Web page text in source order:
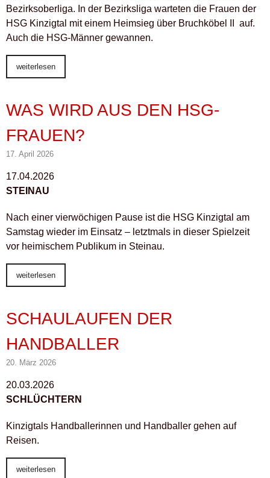
Bezirksoberliga. In der Bezirksliga warteten die Frauen der
HSG Kinzigtal mit einem Heimsieg über Bruchköbel II auf.
Auch die HSG-Männer gewannen.
weiterlesen
WAS WIRD AUS DEN HSG-
FRAUEN?
17. April 2026
17.04.2026
STEINAU
Nach einer vierwöchigen Pause ist die HSG Kinzigtal am
Samstag wieder im Einsatz – letztmals in dieser Spielzeit
vor heimischem Publikum in Steinau.
weiterlesen
SCHAULAUFEN DER
HANDBALLER
20. März 2026
20.03.2026
SCHLÜCHTERN
Kinzigtals Handballerinnen und Handballer gehen auf
Reisen.
weiterlesen